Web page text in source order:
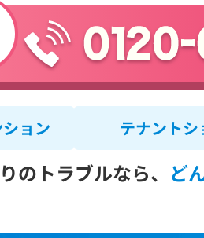
ョン テナントシ
のトラブルなら、 ど